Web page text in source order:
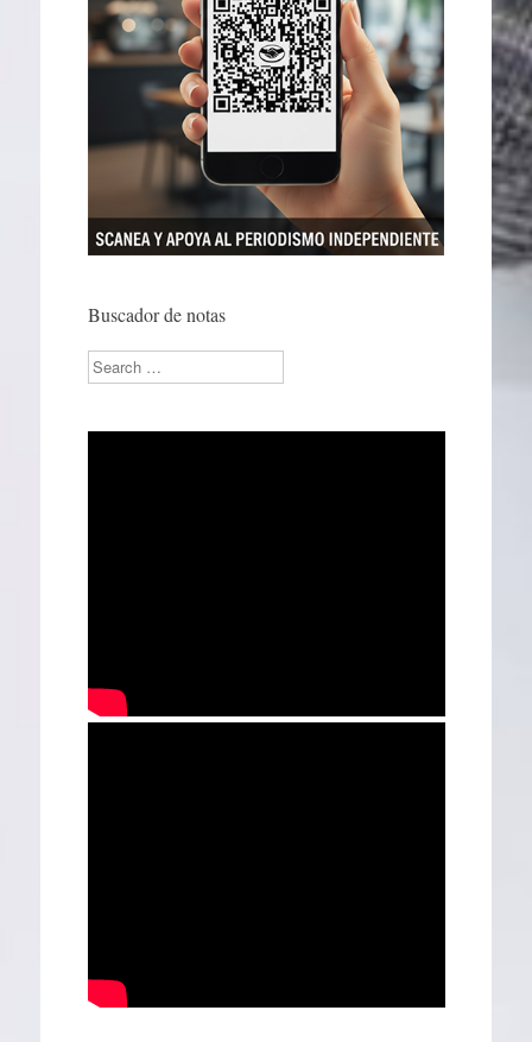
Buscador de notas
Search